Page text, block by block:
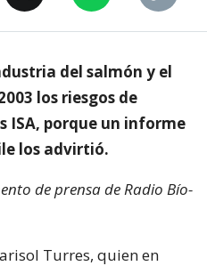
del salmón y el
los riesgos de
ISA, porque un informe
los advirtió.
de prensa de Radio Bío-
Turres, quien en